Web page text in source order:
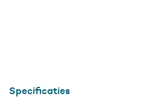
Specificaties